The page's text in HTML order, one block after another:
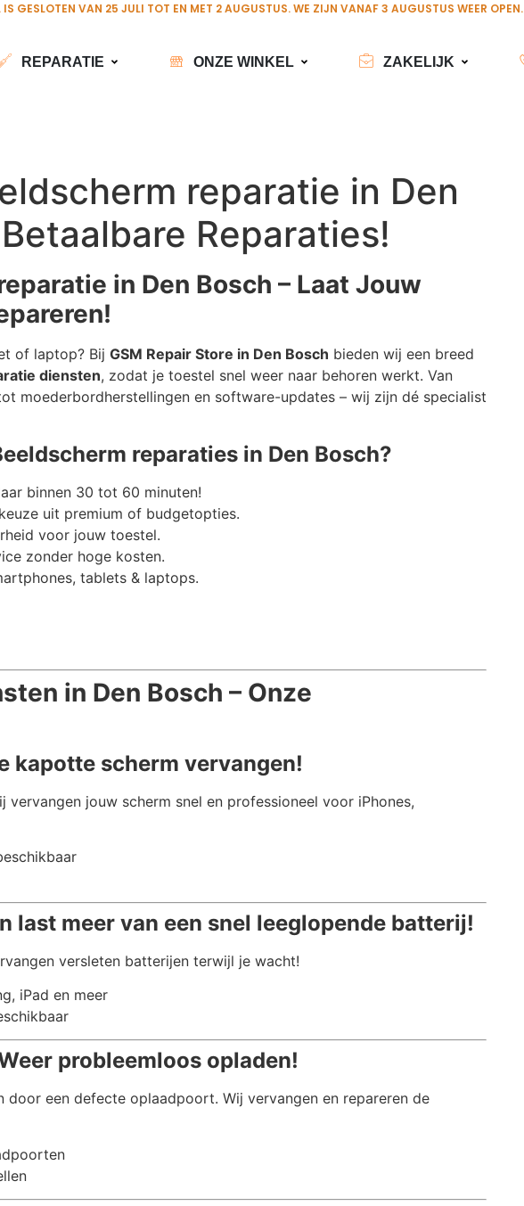
IS GESLOTEN VAN 25 JULI TOT EN MET 2 AUGUSTUS. WE ZIJN VANAF 3 AUGUSTUS WEER OPEN.
REPARATIE ONZE WINKEL ZAKELIJK
reparatie in Den
Reparaties!
in Den Bosch – Laat Jouw
of laptop? Bij GSM Repair Store in Den Bosch bieden wij een breed
diensten, zodat je toestel snel weer naar behoren werkt. Van
moederbordherstellingen en software-updates – wij zijn dé specialist
reparaties in Den Bosch?
binnen 30 tot 60 minuten!
uit premium of budgetopties.
voor jouw toestel.
zonder hoge kosten.
tablets & laptops.
in Den Bosch – Onze
kapotte scherm vervangen!
jouw scherm snel en professioneel voor iPhones,
last meer van een snel leeglopende batterij!
versleten batterijen terwijl je wacht!
iPad en meer
probleemloos opladen!
door een defecte oplaadpoort. Wij vervangen en repareren de